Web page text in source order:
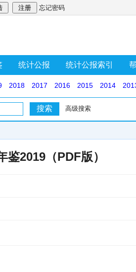
忘记密码
统计公报 统计公报索引
2018 2017 2016 2015 2014
高级搜索
鉴2019（PDF版）